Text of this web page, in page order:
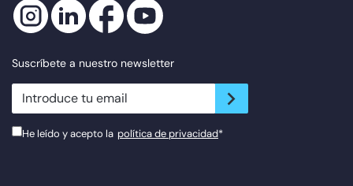
Suscríbete a nuestro newsletter
newsletter.suscribe
He leído y acepto la política de privacidad*